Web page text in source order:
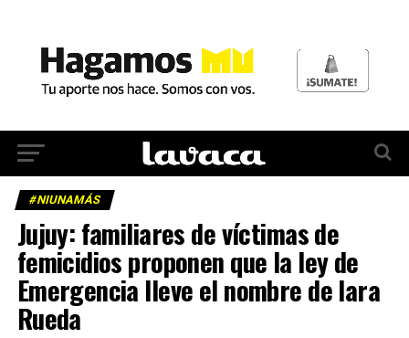
#NIUNAMÁS
Jujuy: familiares de víctimas de
femicidios proponen que la ley de
Emergencia lleve el nombre de Iara
Rueda